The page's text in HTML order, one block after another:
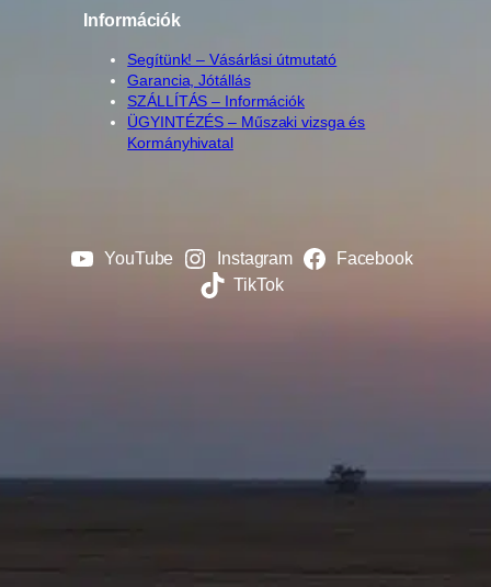
Információk
Segítünk! – Vásárlási útmutató
Garancia, Jótállás
SZÁLLÍTÁS – Információk
ÜGYINTÉZÉS – Műszaki vizsga és
Kormányhivatal
YouTube Instagram
Facebook
TikTok